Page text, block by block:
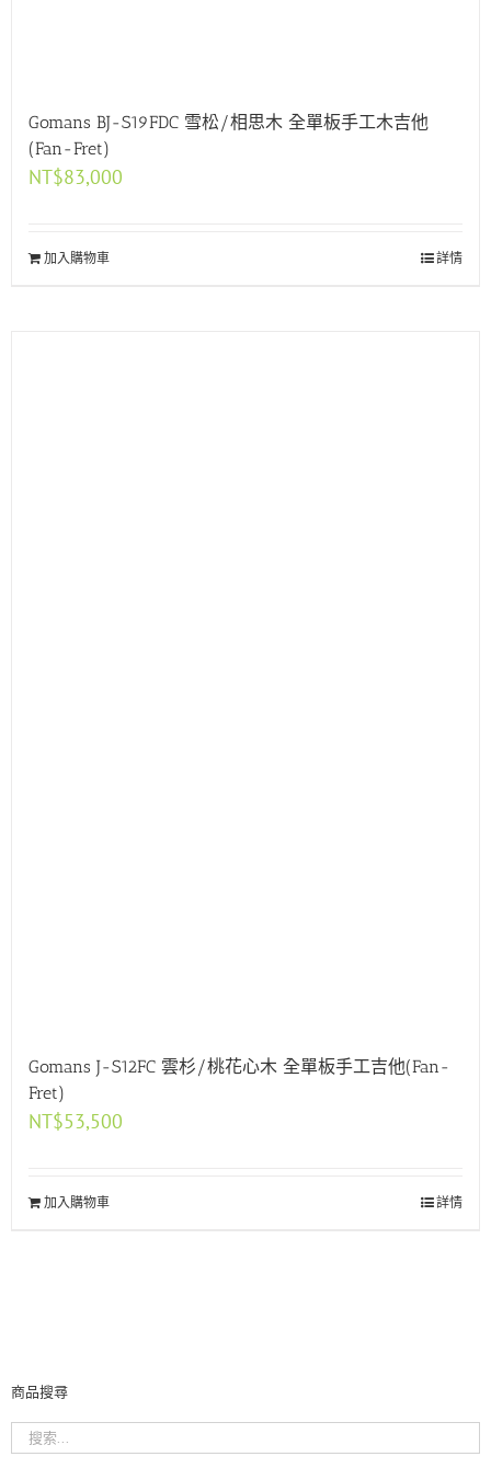
Gomans BJ-S19FDC 雪松/相思木 全單板手工木吉他
(Fan-Fret)
NT$83,000
加入購物車 詳情
Gomans J-S12FC 雲杉/桃花心木 全單板手工吉他(Fan-
Fret)
NT$53,500
加入購物車 詳情
商品搜尋